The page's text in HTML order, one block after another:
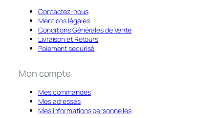
Contactez-nous
Mentions légales
Conditions Générales de Vente
Livraison et Retours
Paiement sécurisé
Mon compte
Mes commandes
Mes adresses
Mes informations personnelles